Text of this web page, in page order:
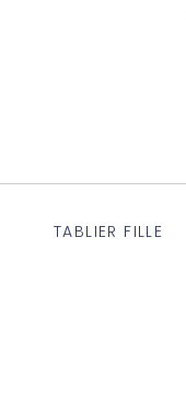
TABLIER FILLE